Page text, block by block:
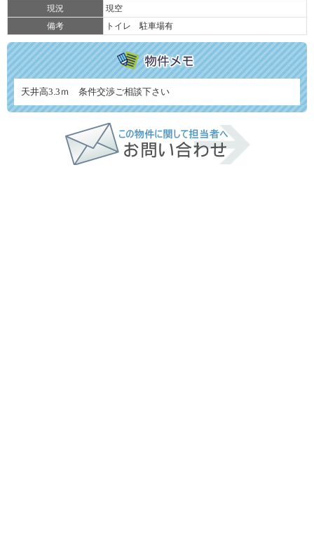
現況
現空
備考
トイレ 駐車場有
天井高3.3ｍ 条件交渉ご相談下さい